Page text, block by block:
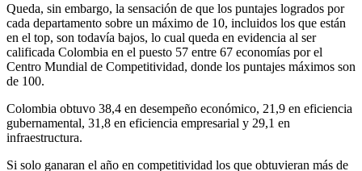
Queda, sin embargo, la sensación de que los puntajes logrados por
cada departamento sobre un máximo de 10, incluidos los que están
en el top, son todavía bajos, lo cual queda en evidencia al ser
calificada Colombia en el puesto 57 entre 67 economías por el
Centro Mundial de Competitividad, donde los puntajes máximos son
de 100.
Colombia obtuvo 38,4 en desempeño económico, 21,9 en eficiencia
gubernamental, 31,8 en eficiencia empresarial y 29,1 en
infraestructura.
Si solo ganaran el año en competitividad los que obtuvieran más de